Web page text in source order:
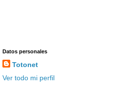
Datos personales
Totonet
Ver todo mi perfil